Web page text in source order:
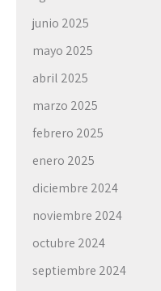
junio 2025
mayo 2025
abril 2025
marzo 2025
febrero 2025
enero 2025
diciembre 2024
noviembre 2024
octubre 2024
septiembre 2024